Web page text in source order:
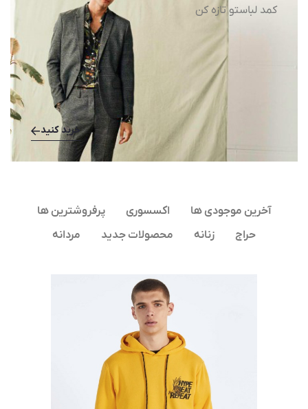
کمد لباستو تازه کن
خرید کنید
آخرین موجودی ها اکسسوری
پرفروشترین ها
حراج
زنانه محصولات جدید مردانه